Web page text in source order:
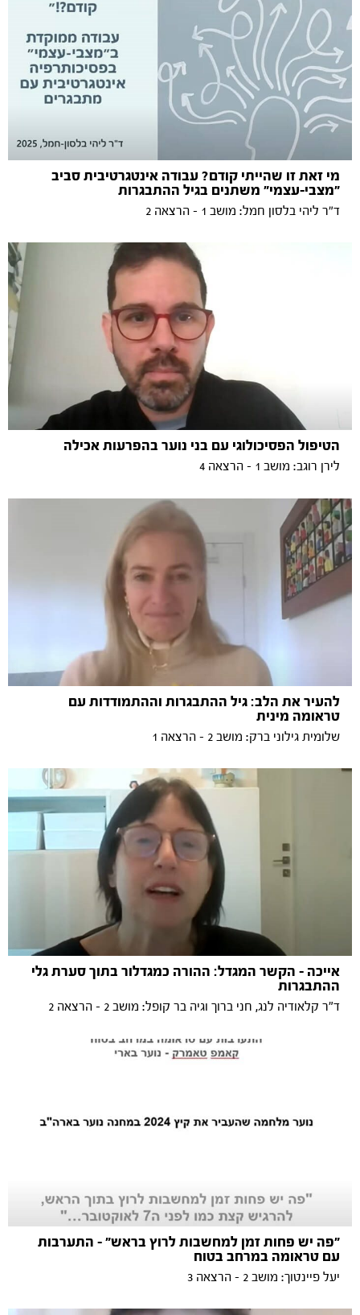
מי זאת זו שהייתי קודם? עבודה אינטגרטיבית סביב
״מצבי-עצמי״ משתנים בגיל ההתבגרות
ד״ר ליהי בלסון חמל: מושב 1 - הרצאה 2
הטיפול הפסיכולוגי עם בני נוער בהפרעות אכילה
לירן רוגב: מושב 1 - הרצאה 4
להעיר את הלב: גיל ההתבגרות וההתמודדות עם
טראומה מינית
שלומית גילוני ברק: מושב 2 - הרצאה 1
אייכה – הקשר המגדל: ההורה כמגדלור בתוך סערת גלי
ההתבגרות
ד"ר קלאודיה לנג, חני ברוך וגיה בר קופל: מושב 2 - הרצאה 2
״פה יש פחות זמן למחשבות לרוץ בראש״ - התערבות
עם טראומה במרחב בטוח
יעל פיינטוך: מושב 2 - הרצאה 3